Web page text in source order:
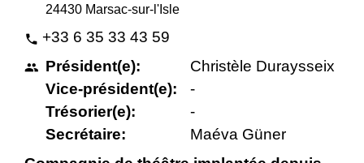
24430 Marsac-sur-l'Isle
phone +33 6 35 33 43 59
people Président(e):
Vice-président(e):
Trésorier(e):
Secrétaire:
Christèle Duraysseix
-
-
Maéva Güner